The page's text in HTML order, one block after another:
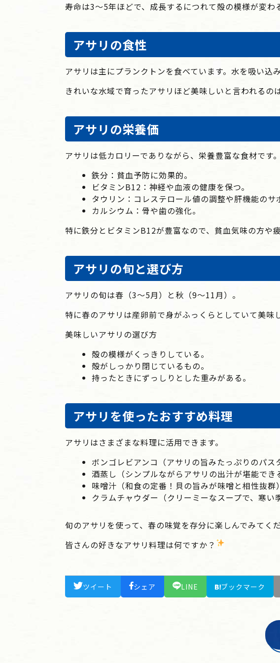
寿命は3～5年ほどで、成長するにつれて殻の模様が変わ
アサリの食性
アサリは主にプランクトンを食べています。水を吸い
きれいな水域で育ったアサリほど美味しいと言われるの
アサリの栄養価
アサリは低カロリーでありながら、栄養豊富な食材です。
鉄分 ：貧血予防に効果的。
ビタミンB12 ：神経や血液の健康を保つ。
タウリン ：コレステロール値の調整や肝機能のサ
カルシウム ：骨や歯の強化。
特に鉄分とビタミンB12が豊富なので、貧血気味の方や
アサリの旬と選び方
アサリの旬は春（3～5月）と秋（9～11月） 。
特に春のアサリは産卵前で身がふっくらとしていて美味
美味しいアサリの選び方
殻の模様がくっきりしている。
殻がしっかり閉じているもの。
持ったときにずっしりとした重みがある。
アサリを使ったおすすめ料理
アサリはさまざまな料理に活用できます。
ボンゴレビアンコ （アサリの旨みたっぷりのパス
酒蒸し （シンプルながらアサリの出汁が堪能でき
味噌汁 （和食の定番！貝の旨みが味噌と相性抜群）
クラムチャウダー （クリーミーなスープで、寒い
旬のアサリを使って、春の味覚を存分に楽しんでみてく
皆さんの好きなアサリ料理は何ですか？
ツイート シェア LINE ブックマーク